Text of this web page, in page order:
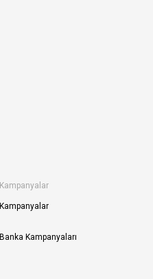
Kampanyalar
Kampanyalar
Banka Kampanyaları